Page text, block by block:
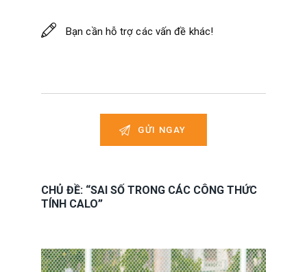
CHỦ ĐỀ: “SAI SỐ TRONG CÁC CÔNG THỨC
TÍNH CALO”